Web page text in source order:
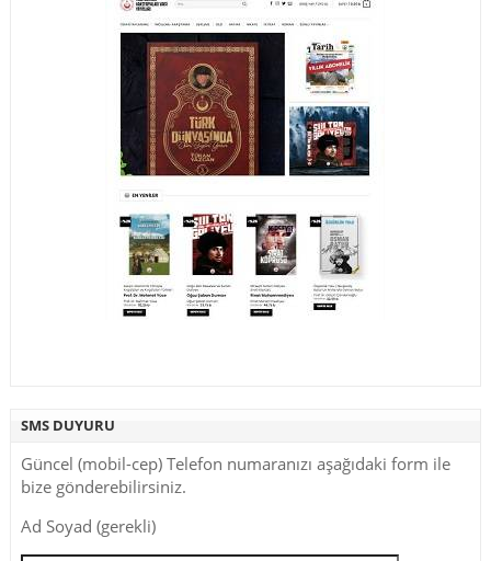
SMS DUYURU
Güncel (mobil-cep) Telefon numaranızı aşağıdaki form ile
bize gönderebilirsiniz.
Ad Soyad (gerekli)